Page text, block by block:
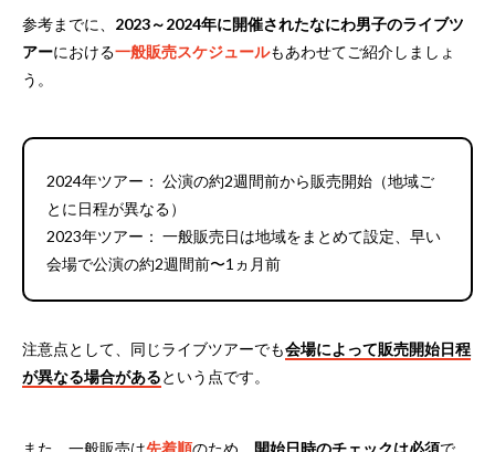
参考までに、 2023～2024年に開催されたなにわ男子のライブツ
アーにおける一般販売スケジュールもあわせてご紹介しましょ
う。
2024年ツアー： 公演の約2週間前から販売開始（地域ご
とに日程が異なる）
2023年ツアー： 一般販売日は地域をまとめて設定、早い
会場で公演の約2週間前〜1ヵ月前
注意点として、同じライブツアーでも会場によって販売開始日程
が異なる場合があるという点です。